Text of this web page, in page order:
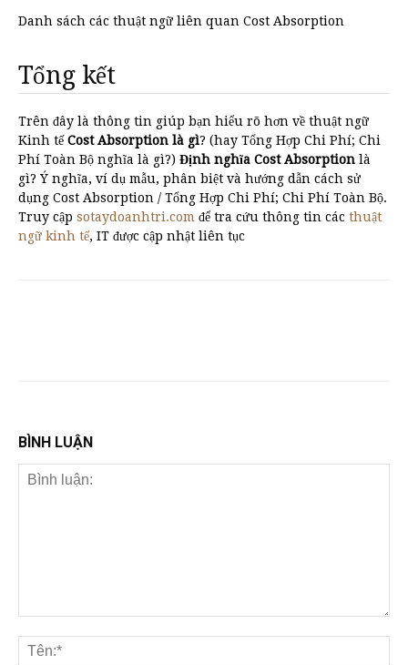
Danh sách các thuật ngữ liên quan Cost Absorption
Tổng kết
Trên đây là thông tin giúp bạn hiểu rõ hơn về thuật ngữ
Kinh tếCost Absorption là gì? (hay Tổng Hợp Chi Phí; Chi
Phí Toàn Bộ nghĩa là gì?) Định nghĩa Cost Absorption là
gì? Ý nghĩa, ví dụ mẫu, phân biệt và hướng dẫn cách sử
dụng Cost Absorption / Tổng Hợp Chi Phí; Chi Phí Toàn Bộ.
Truy cập sotaydoanhtri.com để tra cứu thông tin các thuật
ngữ kinh tế, IT được cập nhật liên tục
BÌNH LUẬN